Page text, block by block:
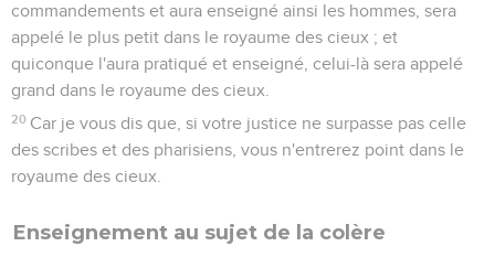
commandements et aura enseigné ainsi les hommes, sera
appelé le plus petit dans le royaume des cieux ; et
quiconque l'aura pratiqué et enseigné, celui-là sera appelé
grand dans le royaume des cieux.
20 Car je vous dis que, si votre justice ne surpasse pas celle
des scribes et des pharisiens, vous n'entrerez point dans le
royaume des cieux.
Enseignement au sujet de la colère